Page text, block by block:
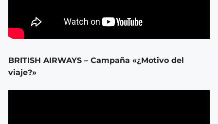
BRITISH AIRWAYS – Campaña «¿Motivo del
viaje?»